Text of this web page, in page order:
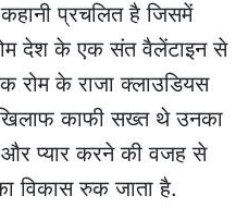
प्रचलित है जिसमें
देश के एक संत वैलेंटाइन से
रोम के राजा क्लाउडियस
काफी सख्त थे उनका
और प्यार करने की वजह से
विकास रुक जाता है.